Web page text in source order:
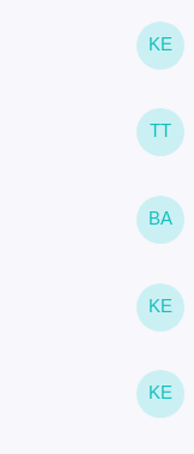
KE
TT
BA
KE
KE